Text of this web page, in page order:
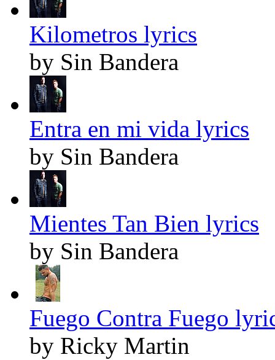
Kilometros lyrics
by Sin Bandera
Entra en mi vida lyrics
by Sin Bandera
Mientes Tan Bien lyrics
by Sin Bandera
Fuego Contra Fuego
by Ricky Martin